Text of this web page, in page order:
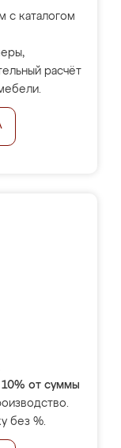
с каталогом
расчёт
10% от суммы
без %.